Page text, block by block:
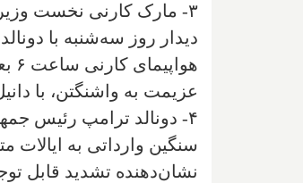
دیدار روز سه‌شنبه با
عزیمت به واشنگتن، با
۴- دونالد ترامپ رئیس
نشان‌دهنده تشدید قابل